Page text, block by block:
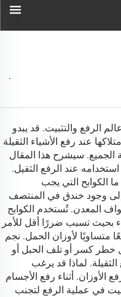
الرفع والتثبيت. قد يبدو
عند رفع الأشياء الثقيلة
سيشرح هذا المقال
عند الرفع الثقيل.
الكوابح التي يجب
إلى وجود خندق في المنتصف
المعدن. تُستخدم الكوابح
بحيث تسبب ضررًا أقل للأمر
متساويًا لأوزان الحمل. نجم
خطر كسر أو تلف الحبل أو
لماذا قد يرغب
أثناء رفع الأجسام
في عملية الرفع لتجنب